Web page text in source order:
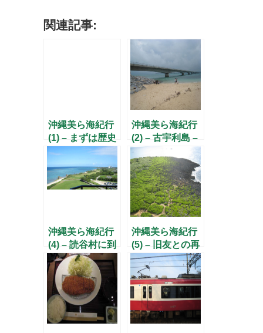
関連記事:
沖縄美ら海紀行
(1) – まずは歴史
から –
沖縄美ら海紀行
(2) – 古宇利島 –
沖縄美ら海紀行
(4) – 読谷村に到
着 –
沖縄美ら海紀行
(5) – 旧友との再
会 –